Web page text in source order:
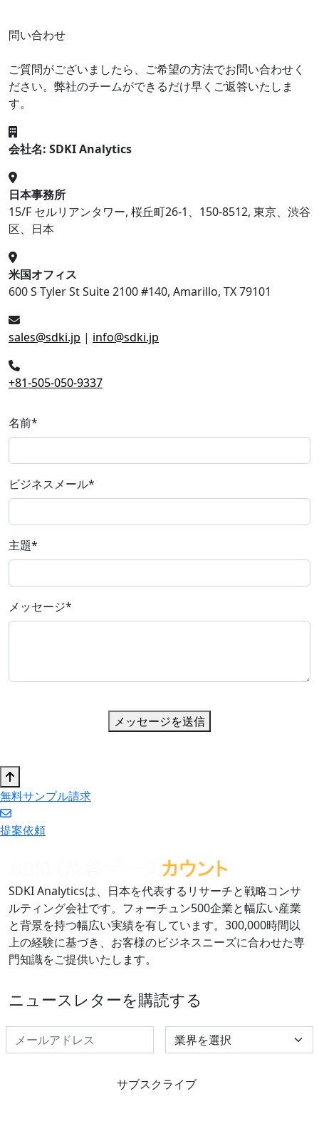
問い合わせ
ご質問がございましたら、ご希望の方法でお問い合わせく
ださい。弊社のチームができるだけ早くご返答いたしま
す。
会社名: SDKI Analytics
日本事務所
15/F セルリアンタワー, 桜丘町26-1、150-8512, 東京、渋谷
区、日本
米国オフィス
600 S Tyler St Suite 2100 #140, Amarillo, TX 79101
sales@sdki.jp | info@sdki.jp
+81-505-050-9337
名前*
ビジネスメール*
主題*
メッセージ*
メッセージを送信
無料サンプル請求
提案依頼
SDKI Analyticsは、日本を代表するリサーチと戦略コンサ
ルティング会社です。フォーチュン500企業と幅広い産業
と背景を持つ幅広い実績を有しています。300,000時間以
上の経験に基づき、お客様のビジネスニーズに合わせた専
門知識をご提供いたします。
ニュースレターを購読する
Select Industry
サブスクライブ